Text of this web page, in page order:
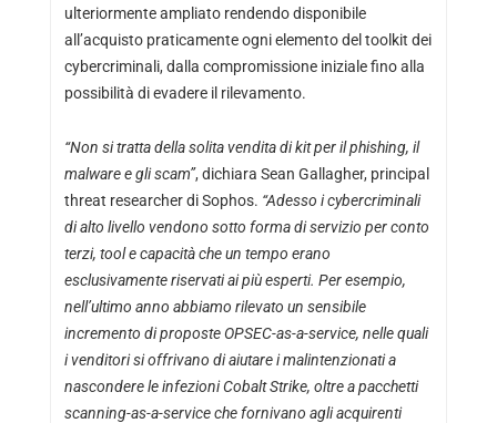
ulteriormente ampliato rendendo disponibile
all’acquisto praticamente ogni elemento del toolkit dei
cybercriminali, dalla compromissione iniziale fino alla
possibilità di evadere il rilevamento.
“Non si tratta della solita vendita di kit per il phishing, il
malware e gli scam”, dichiara Sean Gallagher, principal
threat researcher di Sophos. “Adesso i cybercriminali
di alto livello vendono sotto forma di servizio per conto
terzi, tool e capacità che un tempo erano
esclusivamente riservati ai più esperti. Per esempio,
nell’ultimo anno abbiamo rilevato un sensibile
incremento di proposte OPSEC-as-a-service, nelle quali
i venditori si offrivano di aiutare i malintenzionati a
nascondere le infezioni Cobalt Strike, oltre a pacchetti
scanning-as-a-service che fornivano agli acquirenti